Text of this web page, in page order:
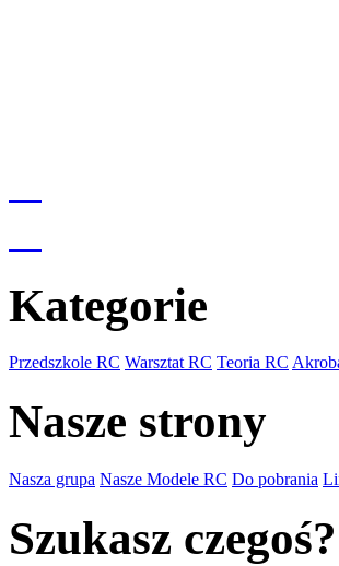
Kategorie
Przedszkole RC Warsztat RC Teoria RC
Nasze strony
Nasza grupa Nasze Modele RC Do pobrania
Szukasz czegoś?